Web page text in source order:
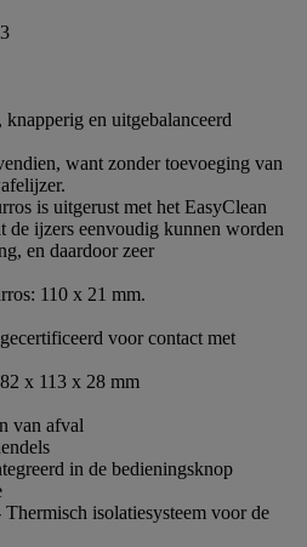
en uitgebalanceerd
want zonder toevoeging van
is uitgerust met het EasyClean
de ijzers eenvoudig kunnen worden
en daardoor zeer
110 x 21 mm.
voor contact met
x 113 x 28 mm
van afval
in de bedieningsknop
isolatiesysteem voor de